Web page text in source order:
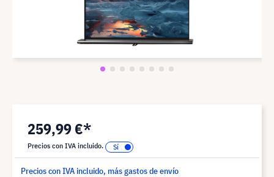
259,99 €*
Precios con IVA incluido.
Precios con IVA incluido, más gastos de envío